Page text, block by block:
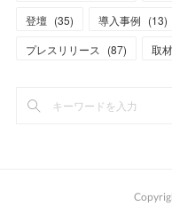
登壇 (35) 導入事例 (13)
プレスリリース
(87) 取材